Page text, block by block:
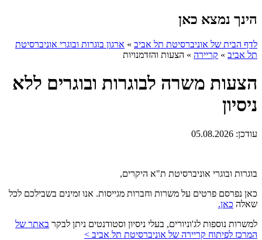
הינך נמצא כאן
לדף הבית של אוניברסיטת תל אביב » ארגון בוגרות ובוגרי אוניברסיטת
תל אביב » קריירה » הצעות והזדמנויות
הצעות משרה לבוגרות ובוגרים ללא
ניסיון
עודכן: 05.08.2026
בוגרות ובוגרי אוניברסיטת ת"א היקרים,
כאן נפרסם פרטים על משרות וחברות מגייסות. אנו זמינים בשבילכם לכל
שאלה כאן.
למשרות נוספות לג'וניורים, בעלי ניסיון וסטודנטים ניתן לבקר באתר של
המרכז לפיתוח קריירה של אוניברסיטת תל אביב >